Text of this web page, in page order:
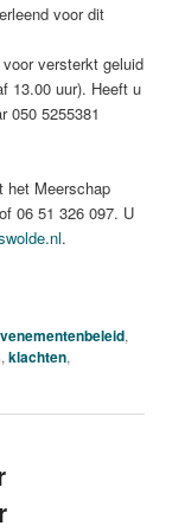
voor dit
versterkt geluid
13.00 uur). Heeft u
050 5255381
het Meerschap
06 51 326 097. U
.
,
,klachten,